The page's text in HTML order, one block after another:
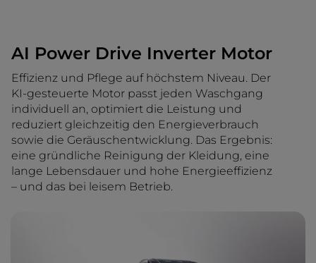
AI Power Drive Inverter Motor
Effizienz und Pflege auf höchstem Niveau. Der
KI-gesteuerte Motor passt jeden Waschgang
individuell an, optimiert die Leistung und
reduziert gleichzeitig den Energieverbrauch
sowie die Geräuschentwicklung. Das Ergebnis:
eine gründliche Reinigung der Kleidung, eine
lange Lebensdauer und hohe Energieeffizienz
– und das bei leisem Betrieb.